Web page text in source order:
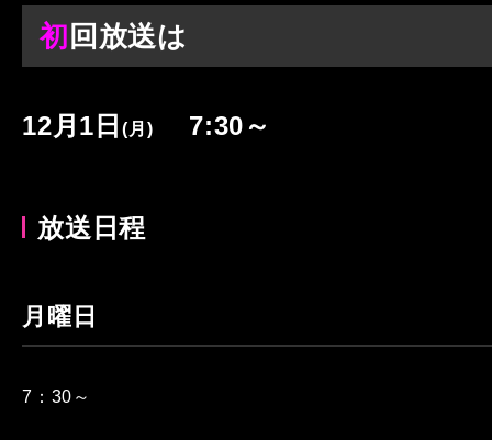
初 回放送は
12月1 日(月) 7:30 ～
放送日程
月曜日
7：30～